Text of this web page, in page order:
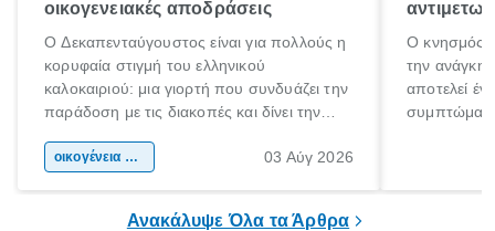
οικογενειακές αποδράσεις
Ο Δεκαπενταύγουστος είναι για πολλούς η
κορυφαία στιγμή του ελληνικού
καλοκαιριού: μια γιορτή που συνδυάζει την
παράδοση με τις διακοπές και δίνει την
χώρας. Είτε πρόκειται για λίγες μέρες
οικογένεια & παιδί 03 Αύγ 2026
Ο κνησμός
την ανάγκη
αποτελεί
Ανακάλυψε Όλα τα Άρθρα